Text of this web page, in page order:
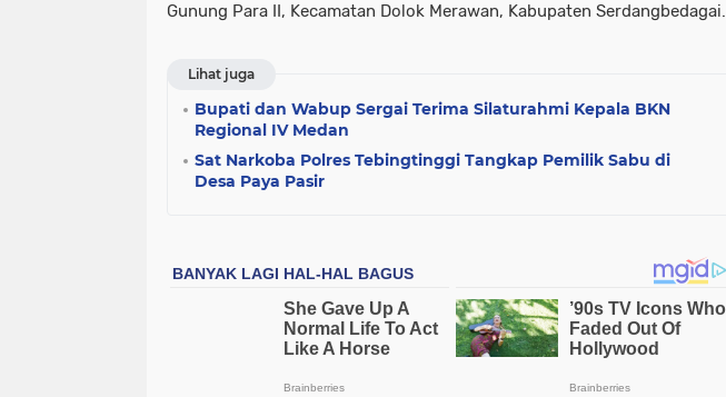
Gunung Para II, Kecamatan Dolok Merawan, Kabupaten Serdangbedagai.
Lihat juga
Bupati dan Wabup Sergai Terima Silaturahmi Kepala BKN
Regional IV Medan
Sat Narkoba Polres Tebingtinggi Tangkap Pemilik Sabu di
Desa Paya Pasir